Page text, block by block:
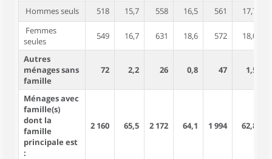
Hommes seuls 518 15,7 558 16,5 561
17,7
Femmes
seules
549 16,7 631 18,6 572 18,0
Autres
ménages sans
famille
72 2,2 26 0,8 47 1,5
Ménages avec
famille(s)
dont la
famille
principale est
:
2 160 65,5 2 172 64,1 1 994 62,8